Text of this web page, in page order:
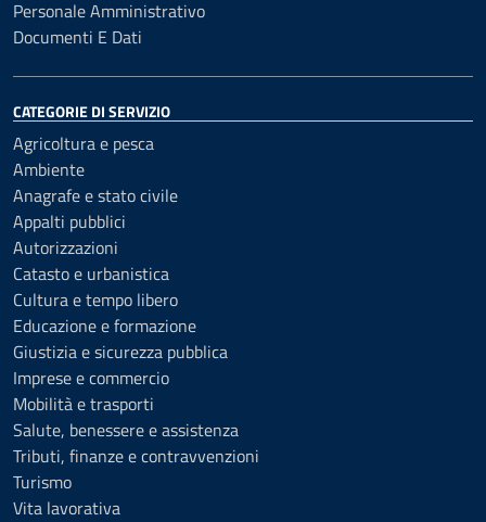
Personale Amministrativo
Documenti E Dati
CATEGORIE DI SERVIZIO
Agricoltura e pesca
Ambiente
Anagrafe e stato civile
Appalti pubblici
Autorizzazioni
Catasto e urbanistica
Cultura e tempo libero
Educazione e formazione
Giustizia e sicurezza pubblica
Imprese e commercio
Mobilità e trasporti
Salute, benessere e assistenza
Tributi, finanze e contravvenzioni
Turismo
Vita lavorativa